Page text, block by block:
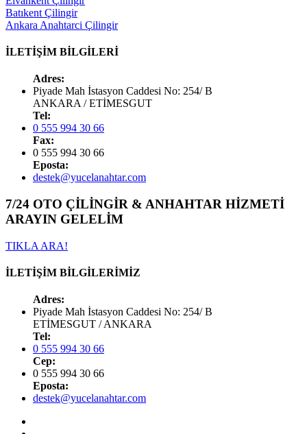
Batıkent Çilingir
Ankara Anahtarci Çilingir
İLETİŞİM BİLGİLERİ
Adres:
Piyade Mah İstasyon Caddesi No: 254/ B
ANKARA / ETİMESGUT
Tel:
0 555 994 30 66
Fax:
0 555 994 30 66
Eposta:
destek@yucelanahtar.com
7/24 OTO ÇİLİNGİR & ANHAHTAR HİZMETİ
ARAYIN GELELİM
TIKLA ARA!
İLETİŞİM BİLGİLERİMİZ
Adres:
Piyade Mah İstasyon Caddesi No: 254/ B
ETİMESGUT / ANKARA
Tel:
0 555 994 30 66
Cep:
0 555 994 30 66
Eposta:
destek@yucelanahtar.com